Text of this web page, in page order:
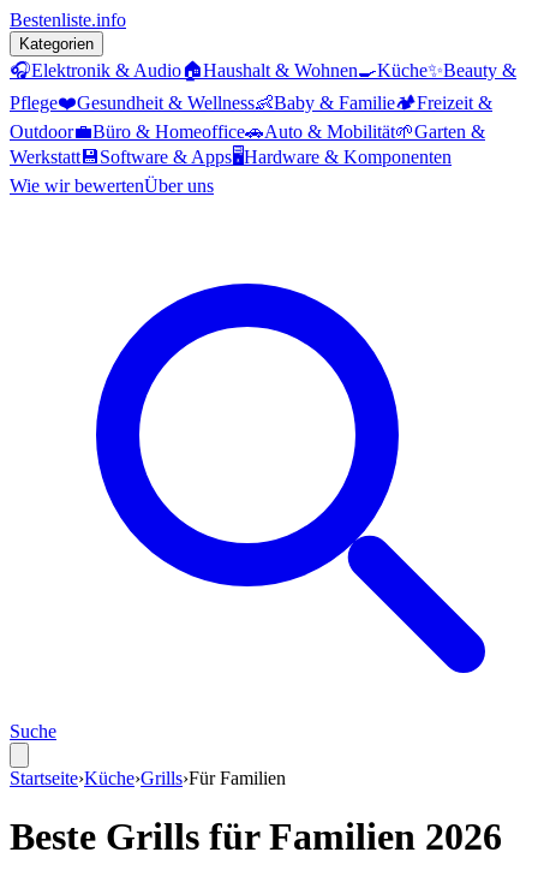
Bestenliste.info
Kategorien
🎧Elektronik & Audio🏠Haushalt & Wohnen🍳Küche✨Beauty &
Pflege❤️Gesundheit & Wellness👶Baby & Familie🏕️Freizeit &
Outdoor💼Büro & Homeoffice🚗Auto & Mobilität🌱Garten &
Werkstatt 💾Software & Apps🖥️Hardware & Komponenten
Wie wir bewertenÜber uns
Suche
Startseite›Küche›Grills›FürFamilien
Beste Grills fürFamilien 2026